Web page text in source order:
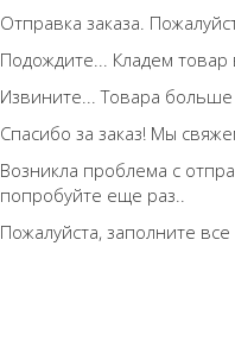
Отправка заказа.
Подождите... Кладем товар
Извините... Товара
Спасибо за заказ! Мы
Возникла проблема с
попробуйте еще раз..
Пожалуйста, заполните